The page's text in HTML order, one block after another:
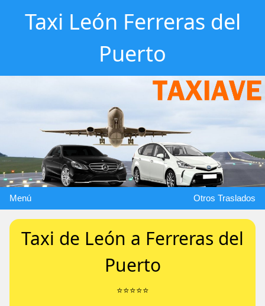
Taxi León Ferreras del
Puerto
Menú Otros Traslados
Taxi de León a Ferreras del
Puerto
⭐️⭐️⭐️⭐️⭐️